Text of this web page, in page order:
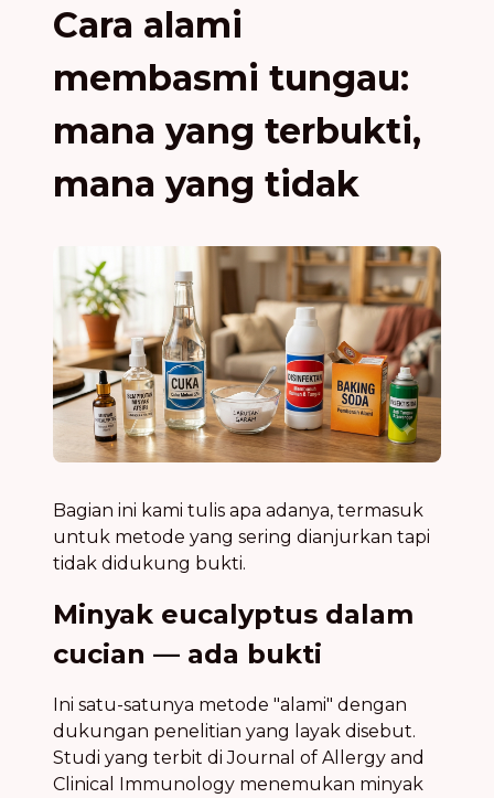
Cara alami
membasmi tungau:
mana yang terbukti,
mana yang tidak
Bagian ini kami tulis apa adanya, termasuk
untuk metode yang sering dianjurkan tapi
tidak didukung bukti.
Minyak eucalyptus dalam
cucian — ada bukti
Ini satu-satunya metode "alami" dengan
dukungan penelitian yang layak disebut.
Studi yang terbit di Journal of Allergy and
Clinical Immunology menemukan minyak